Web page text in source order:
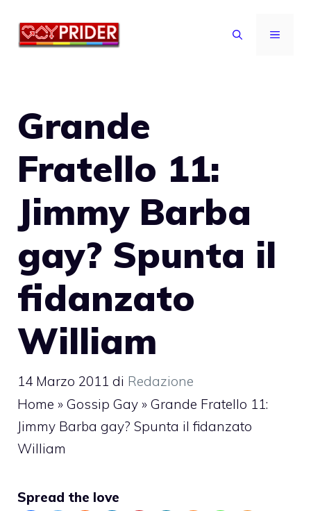
MENU
Grande
Fratello 11:
Jimmy Barba
gay? Spunta il
fidanzato
William
14 Marzo 2011 di Redazione
Home » Gossip Gay » Grande Fratello 11:
Jimmy Barba gay? Spunta il fidanzato
William
Spread the love